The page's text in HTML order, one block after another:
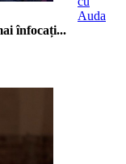
Auda
înfocați...